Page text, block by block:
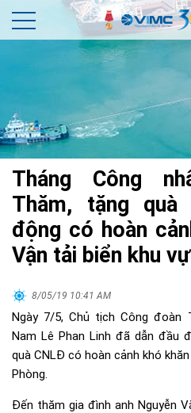
Tháng Công
Thăm, tặng
động có hoàn
Vận tải biển khu
8/05/19 10:41 AM
Ngày 7/5, Chủ tịch Công đoàn
Nam Lê Phan Linh đã dẫn đầu
quà CNLĐ có hoàn cảnh khó
Phòng.
Đến thăm gia đình anh Nguyễn